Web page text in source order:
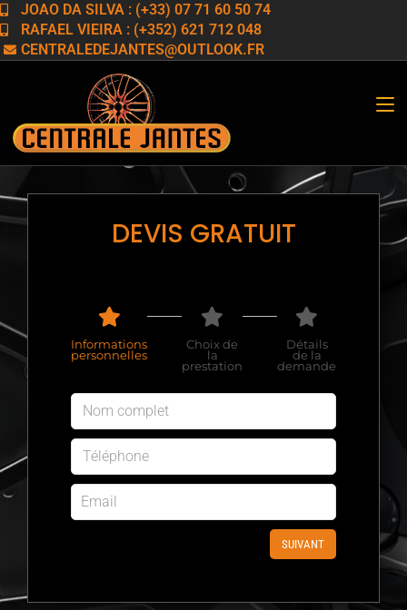
JOAO DA SILVA : (+33) 07 71 60 50 74
RAFAEL VIEIRA : (+352) 621 712 048
CENTRALEDEJANTES@OUTLOOK.FR
DEVIS GRATUIT
Informations
personnelles
Choix de
la
prestation
Détails
de la
demande
SUIVANT